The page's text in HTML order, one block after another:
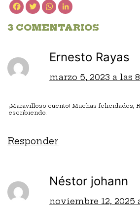
3 COMENTARIOS
Ernesto Rayas
marzo 5, 2023 a las
¡Maravilloso cuento! Muchas felicidades,
escribiendo.
Responder
Néstor johann
noviembre 12, 2025